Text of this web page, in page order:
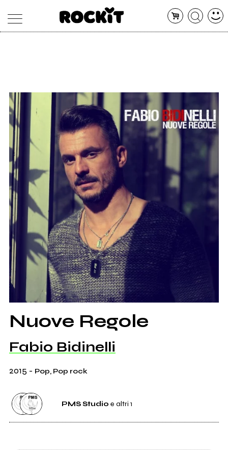
ARTISTI
CONCERTI
SHOP
RADIO
Nuove Regole
Fabio Bidinelli
2015- Pop, Pop rock
PMS Studio e altri 1